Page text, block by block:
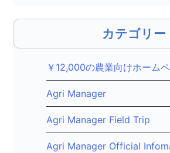
シ
カテゴリー
￥12,000の農業向けホーム
Agri Manager
Agri Manager Field Trip
Agri Manager Official